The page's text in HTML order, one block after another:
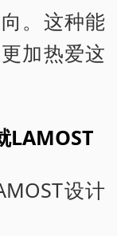
。这种能
加热爱这
LAMOST
设计